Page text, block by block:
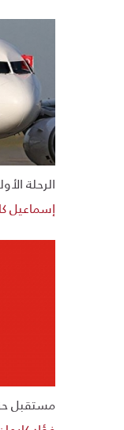
الرحلة
إسماعيل
مستقبل